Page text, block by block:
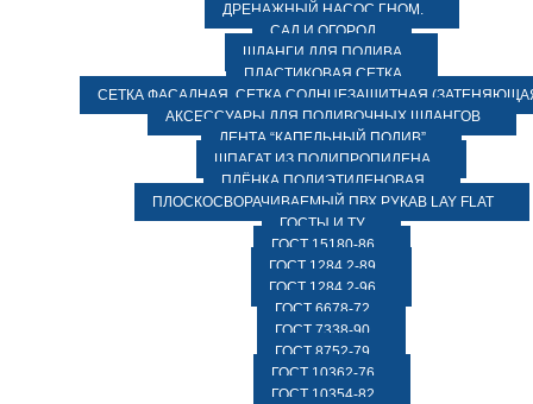
ДРЕНАЖНЫЙ НАСОС ГНОМ.
САД И ОГОРОД
ШЛАНГИ ДЛЯ ПОЛИВА
ПЛАСТИКОВАЯ СЕТКА
СЕТКА ФАСАДНАЯ. СЕТКА СОЛНЦЕЗАЩИТНАЯ
АКСЕССУАРЫ ДЛЯ ПОЛИВОЧНЫХ ШЛАНГОВ
ЛЕНТА “КАПЕЛЬНЫЙ ПОЛИВ”
ШПАГАТ ИЗ ПОЛИПРОПИЛЕНА
ПЛЁНКА ПОЛИЭТИЛЕНОВАЯ
ПЛОСКОСВОРАЧИВАЕМЫЙ ПВХ РУКАВ LAY FLAT
ГОСТЫ И ТУ
ГОСТ 15180-86
ГОСТ 1284.2-89
ГОСТ 1284.2-96
ГОСТ 6678-72
ГОСТ 7338-90
ГОСТ 8752-79
ГОСТ 10362-76
ГОСТ 10354-82